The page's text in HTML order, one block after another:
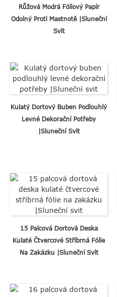
Růžová Modrá Fóliový Papír
Odolný Proti Mastnotě |Sluneční
Svit
Kulatý Dortový Buben Podlouhlý
Levné Dekorační Potřeby
|Sluneční Svit
15 Palcová Dortová Deska
Kulaté Čtvercové Stříbrná Fólie
Na Zakázku |Sluneční Svit